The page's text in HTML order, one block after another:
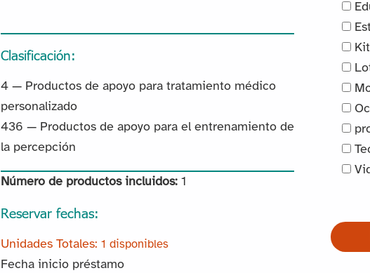
Clasificación:
4 — Productos de apoyo para tratamiento médico
personalizado
436 — Productos de apoyo para el entrenamiento de
la percepción
Número de productos incluidos:1
Reservar fechas:
1 disponibles
Fecha inicio préstamo